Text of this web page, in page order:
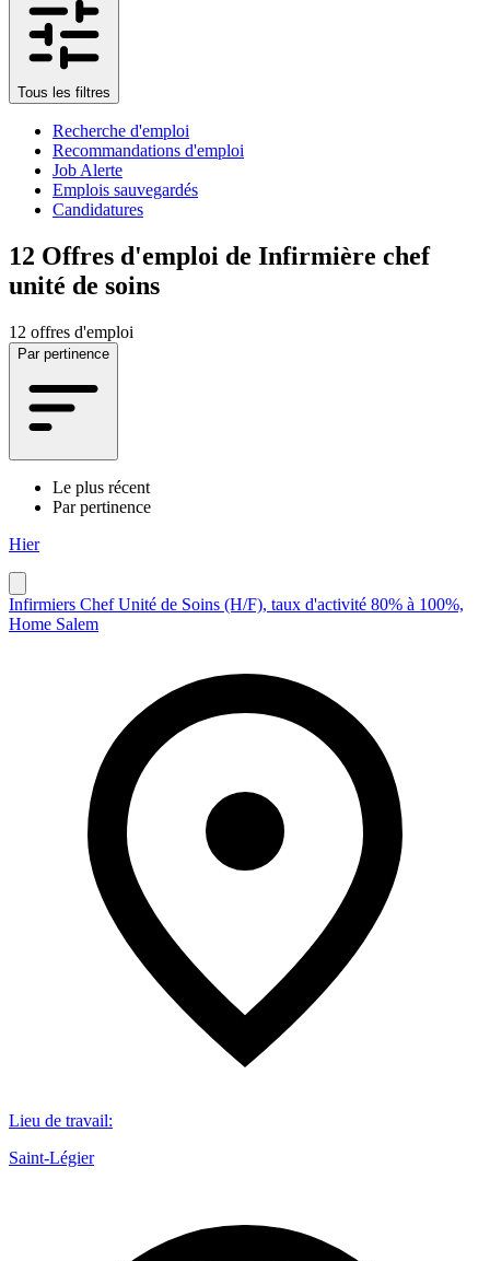
Tous les filtres
Recherche d'emploi
Recommandations d'emploi
Job Alerte
Emplois sauvegardés
Candidatures
12 Offres d'emploi de Infirmière chef
unité de soins
12 offres d'emploi
Par pertinence
Le plus récent
Par pertinence
Hier
Infirmiers Chef Unité de Soins (H/F), taux d'activité 80% à 100%,
Home Salem
Lieu de travail:
Saint-Légier